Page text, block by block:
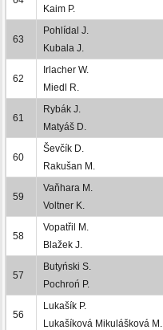
Kaim P.
63
Pohlídal J.
Kubala J.
62
Irlacher W.
Miedl R.
61
Rybák J.
Matyáš D.
60
Ševčík D.
Rakušan M.
59
Vaňhara M.
Voltner K.
58
Vopatřil M.
Blažek J.
57
Butyński S.
Pochroń P.
56
Lukašík P.
Lukašíková Mikulášková M.